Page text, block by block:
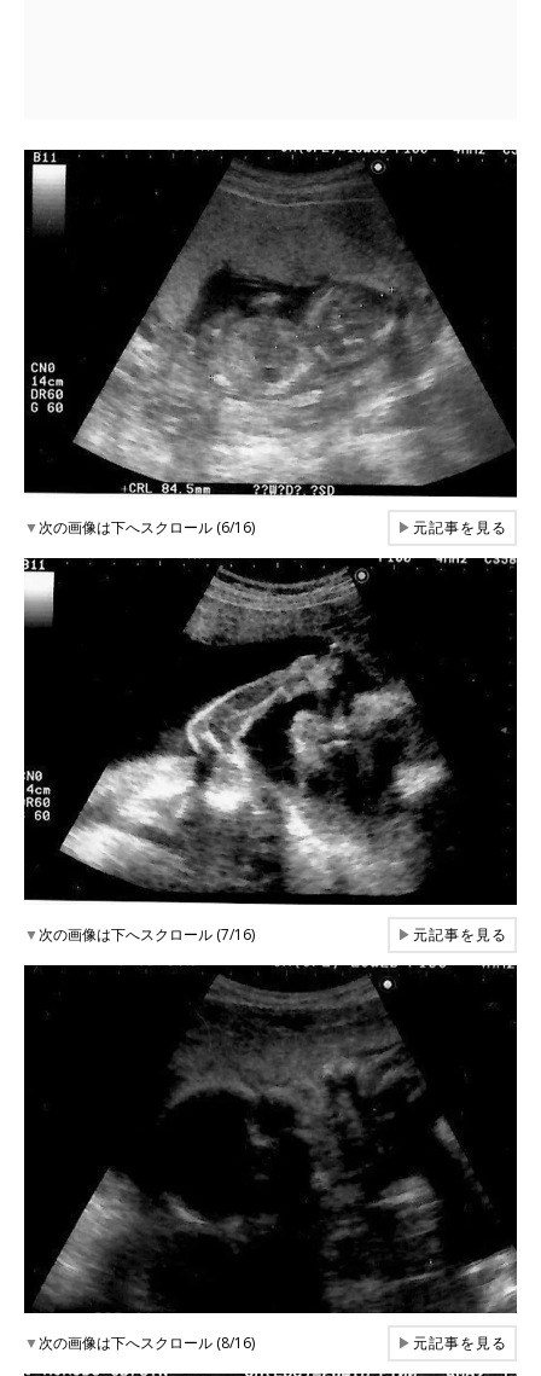
▼次の画像は下へスクロール (6/16) ▶元記事を見る
▼次の画像は下へスクロール (7/16) ▶元記事を見る
▼次の画像は下へスクロール (8/16) ▶元記事を見る